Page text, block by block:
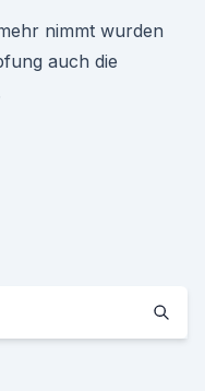
nimmt wurden
auch die